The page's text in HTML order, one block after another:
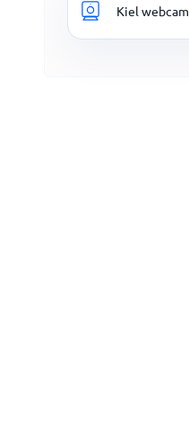
Kiel webcam